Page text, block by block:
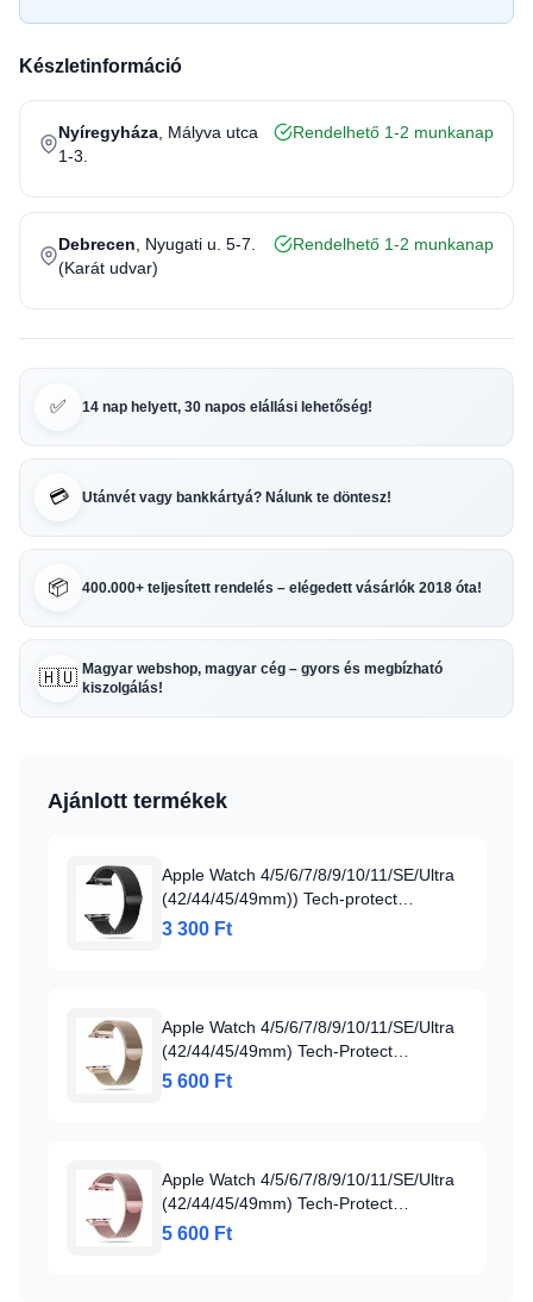
Készletinformáció
Nyíregyháza , Mályva utca
1-3.
Rendelhető 1-2 munkanap
Debrecen , Nyugati u. 5-7.
(Karát udvar)
Rendelhető 1-2 munkanap
✅ 14 nap helyett, 30 napos elállási lehetőség!
💳 Utánvét vagy bankkártyá? Nálunk te döntesz!
📦 400.000+ teljesített rendelés – elégedett vásárlók 2018 óta!
🇭🇺 Magyar webshop, magyar cég – gyors és megbízható
kiszolgálás!
Ajánlott termékek
Apple Watch 4/5/6/7/8/9/10/11/SE/Ultra
(42/44/45/49mm)) Tech-protect
Milaneseband Óraszíj Fekete
3 300 Ft
Apple Watch 4/5/6/7/8/9/10/11/SE/Ultra
(42/44/45/49mm) Tech-Protect
Milaneseband Óraszíj arany
5 600 Ft
Apple Watch 4/5/6/7/8/9/10/11/SE/Ultra
(42/44/45/49mm) Tech-Protect
Milaneseband Óraszíj rose gold
5 600 Ft